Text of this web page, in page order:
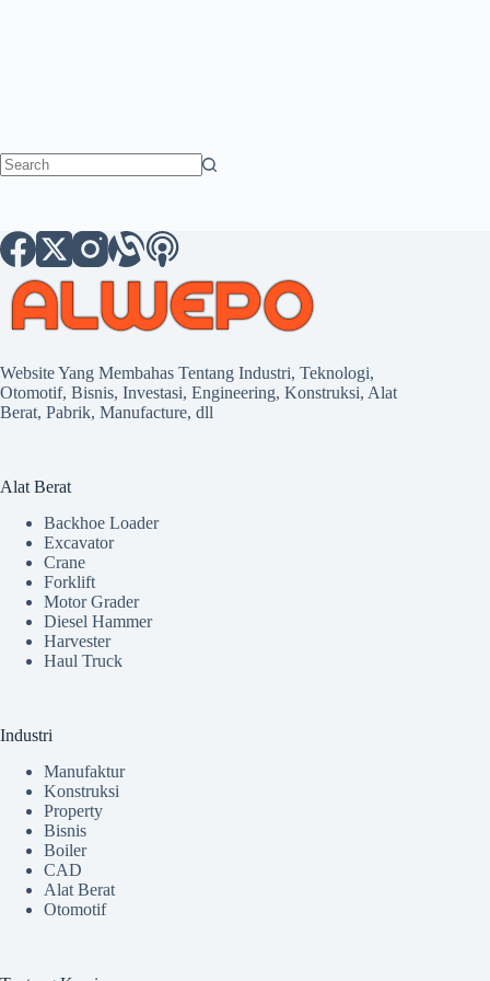
Website Yang Membahas Tentang Industri, Teknologi,
Otomotif, Bisnis, Investasi, Engineering, Konstruksi, Alat
Berat, Pabrik, Manufacture, dll
Alat Berat
Backhoe Loader
Excavator
Crane
Forklift
Motor Grader
Diesel Hammer
Harvester
Haul Truck
Industri
Manufaktur
Konstruksi
Property
Bisnis
Boiler
CAD
Alat Berat
Otomotif